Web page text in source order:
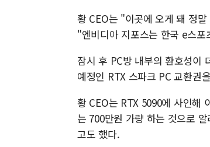
황 CEO는 "이곳에 오게 돼 정
"엔비디아 지포스는 한국 e스
잠시 후 PC방 내부의 환호성이
예정인 RTX 스파크 PC 교환권
황 CEO는 RTX 5090에 사인해
는 700만원 가량 하는 것으로
고도 했다.